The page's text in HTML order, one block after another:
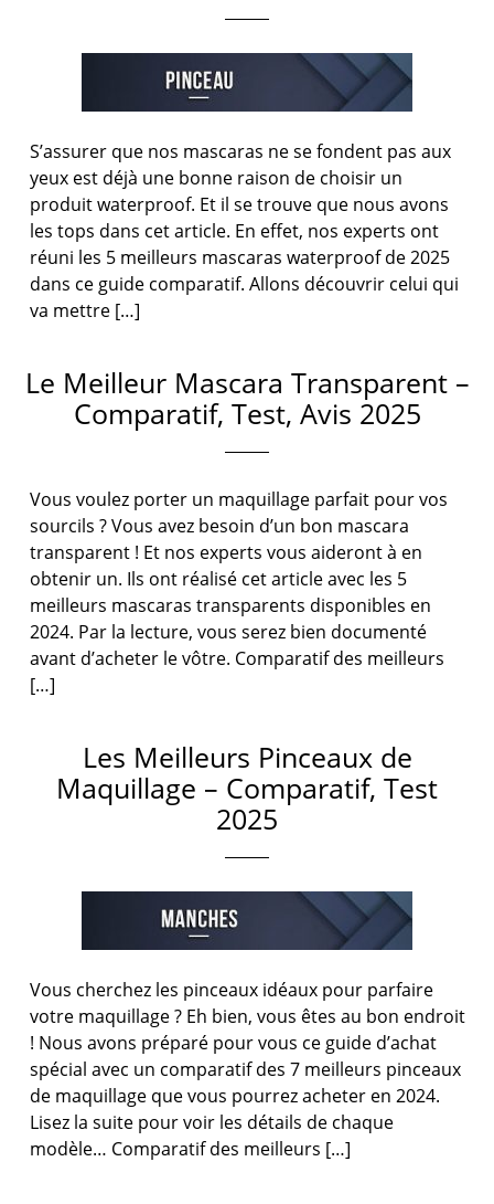
S’assurer que nos mascaras ne se fondent pas aux
yeux est déjà une bonne raison de choisir un
produit waterproof. Et il se trouve que nous avons
les tops dans cet article. En effet, nos experts ont
réuni les 5 meilleurs mascaras waterproof de 2025
dans ce guide comparatif. Allons découvrir celui qui
va mettre […]
Le Meilleur Mascara Transparent –
Comparatif, Test, Avis 2025
Vous voulez porter un maquillage parfait pour vos
sourcils ? Vous avez besoin d’un bon mascara
transparent ! Et nos experts vous aideront à en
obtenir un. Ils ont réalisé cet article avec les 5
meilleurs mascaras transparents disponibles en
2024. Par la lecture, vous serez bien documenté
avant d’acheter le vôtre. Comparatif des meilleurs
[…]
Les Meilleurs Pinceaux de
Maquillage – Comparatif, Test
2025
Vous cherchez les pinceaux idéaux pour parfaire
votre maquillage ? Eh bien, vous êtes au bon endroit
! Nous avons préparé pour vous ce guide d’achat
spécial avec un comparatif des 7 meilleurs pinceaux
de maquillage que vous pourrez acheter en 2024.
Lisez la suite pour voir les détails de chaque
modèle… Comparatif des meilleurs […]